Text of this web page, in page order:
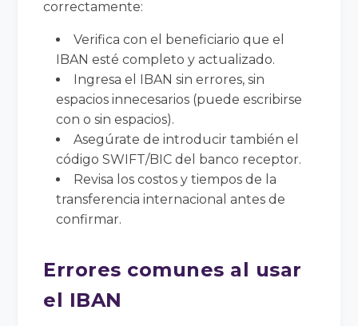
correctamente:
Verifica con el beneficiario que el
IBAN esté completo y actualizado.
Ingresa el IBAN sin errores, sin
espacios innecesarios (puede escribirse
con o sin espacios).
Asegúrate de introducir también el
código SWIFT/BIC del banco receptor.
Revisa los costos y tiempos de la
transferencia internacional antes de
confirmar.
Errores comunes al usar
el IBAN